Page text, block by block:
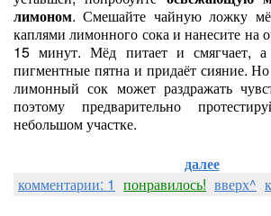
лимоном. Смешайте чайнуюложку
каплями лимонного сокаи нанесите на
15 минут. Мёд питаети смягчает, а
пигментные пятнаи придаётсияние. Но
лимонный сок можетраздражать
поэтому предварительно
небольшомучастке.
далее
комментарии: 1 понравилось! вверх^